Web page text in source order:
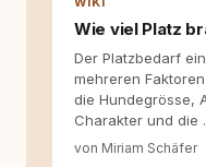
Wie viel Platz
Der Platzbedarf
mehreren
die Hundegrösse,
Charakter und die
von Miriam Schäfer